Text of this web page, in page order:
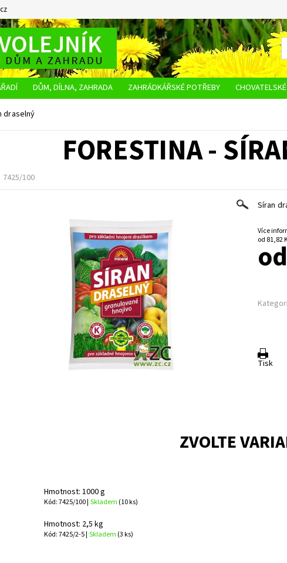
DŮM, DÍLNA, ZAHRADA ZAHRÁDKÁŘSKÉ POTŘEBY
OBCHODNÍ PODMÍNKY
draselný
FORESTINA -
7425/100
Síran
Více
Tisk
ZVOLTE
Hmotnost: 1000 g
Kód: 7425/100 | Skladem (10 ks)
Hmotnost: 2,5 kg
Kód: 7425/2-5 | Skladem (3 ks)